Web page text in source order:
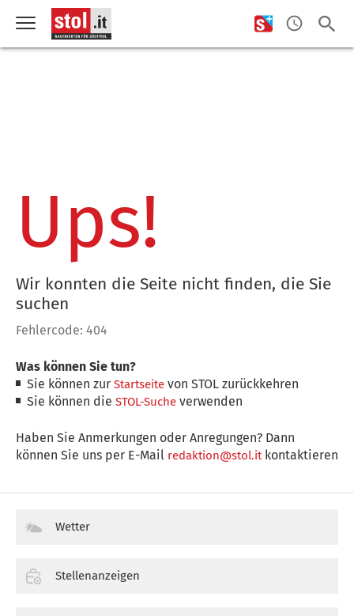
Ups!
Wir konnten die Seite nicht finden, die Sie
suchen
Fehlercode: 404
Was können Sie tun?
Sie können zurStartseite von STOL zurückkehren
Sie können dieSTOL-Suche verwenden
Haben Sie Anmerkungen oder Anregungen? Dann
können Sie uns per E-Mail redaktion@stol.itkontaktieren
Wetter
Stellenanzeigen